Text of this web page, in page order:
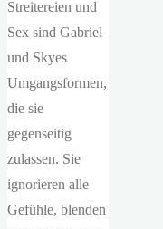
Streitereien und
Sex sind Gabriel
und Skyes
Umgangsformen,
die sie
gegenseitig
zulassen. Sie
ignorieren alle
Gefühle, blenden